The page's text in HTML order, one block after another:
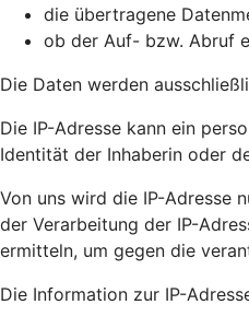
die übertragene
ob der Auf- bzw. Abruf
Die Daten werden
Die IP-Adresse kann ein
Identität der Inhaberin oder
Von uns wird die IP-Adresse
der Verarbeitung der IP-
ermitteln, um gegen die
Die Information zur IP-